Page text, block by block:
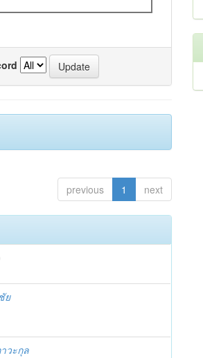
previous 1 next
ย
วะกุล